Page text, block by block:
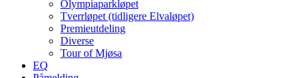
Olympiaparkløpet
Tverrløpet (tidligere Elvaløpet)
Premieutdeling
Diverse
Tour of Mjøsa
EQ